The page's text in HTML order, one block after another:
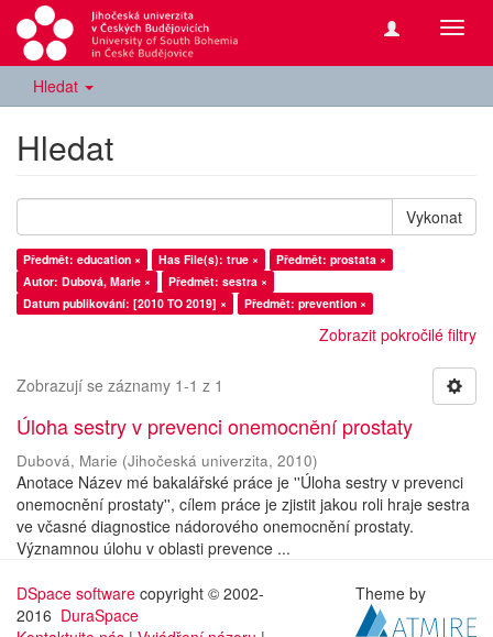
Hledat
Hledat
Vykonat
Předmět: education × Has File(s): true ×
Předmět: prostata ×
Autor: Dubová, Marie ×
Předmět: sestra ×
Datum publikování: [2010 TO 2019] ×
Předmět: prevention ×
Zobrazit pokročilé filtry
Zobrazují se záznamy 1-1 z 1
Úloha sestry v prevenci onemocnění prostaty
Dubová, Marie (Jihočeská univerzita, 2010)
Anotace Název mé bakalářské práce je ''Úloha sestry v prevenci
onemocnění prostaty'', cílem práce je zjistit jakou roli hraje sestra
ve včasné diagnostice nádorového onemocnění prostaty.
Významnou úlohu v oblasti prevence ...
DSpace software copyright © 2002-
2016 DuraSpace
Theme by